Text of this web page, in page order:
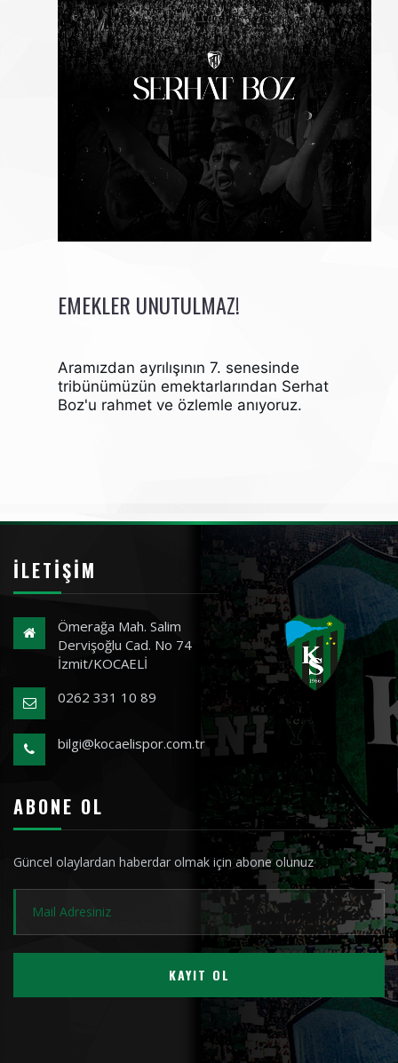
EMEKLER UNUTULMAZ!
Aramızdan ayrılışının 7. senesinde
tribünümüzün emektarlarından Serhat
Boz'u rahmet ve özlemle anıyoruz.
İLETIŞIM
Ömerağa Mah. Salim
Dervişoğlu Cad. No 74
İzmit/KOCAELİ
0262 331 10 89
bilgi@kocaelispor.com.tr
ABONE OL
Güncel olaylardan haberdar olmak için abone olunuz
KAYIT OL